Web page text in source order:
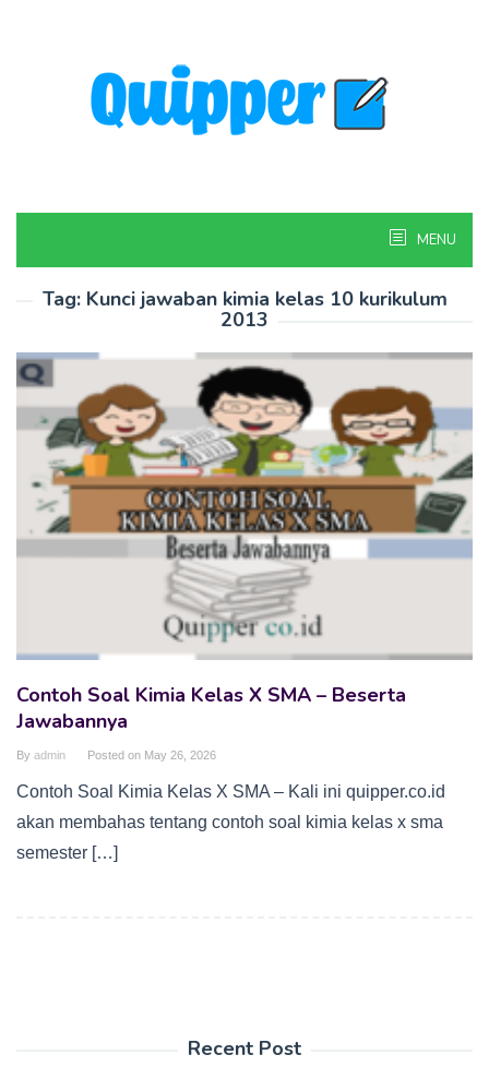
MENU
Tag: Kunci jawaban kimia kelas 10 kurikulum
2013
Contoh Soal Kimia Kelas X SMA – Beserta
Jawabannya
By admin Posted on May 26, 2026
Contoh Soal Kimia Kelas X SMA – Kali ini quipper.co.id
akan membahas tentang contoh soal kimia kelas x sma
semester […]
Recent Post